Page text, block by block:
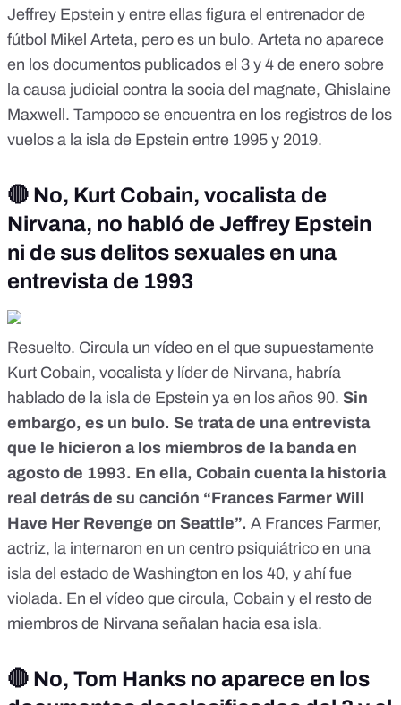
Jeffrey Epstein y entre ellas figura el entrenador de
fútbol Mikel Arteta, pero es un bulo. Arteta no aparece
en los documentos publicados el 3 y 4 de enero sobre
la causa judicial contra la socia del magnate, Ghislaine
Maxwell. Tampoco se encuentra en los registros de los
vuelos a la isla de Epstein entre 1995 y 2019.
🔴 No, Kurt Cobain, vocalista de
Nirvana, no habló de Jeffrey Epstein
ni de sus delitos sexuales en una
entrevista de 1993
Resuelto. Circula un vídeo en el que supuestamente
Kurt Cobain, vocalista y líder de Nirvana, habría
hablado de la isla de Epstein ya en los años 90. Sin
embargo, es un bulo. Se trata de una entrevista
que le hicieron a los miembros de la banda en
agosto de 1993. En ella, Cobain cuenta la historia
real detrás de su canción “Frances Farmer Will
Have Her Revenge on Seattle”. A Frances Farmer,
actriz, la internaron en un centro psiquiátrico en una
isla del estado de Washington en los 40, y ahí fue
violada. En el vídeo que circula, Cobain y el resto de
miembros de Nirvana señalan hacia esa isla.
🔴 No, Tom Hanks no aparece en los